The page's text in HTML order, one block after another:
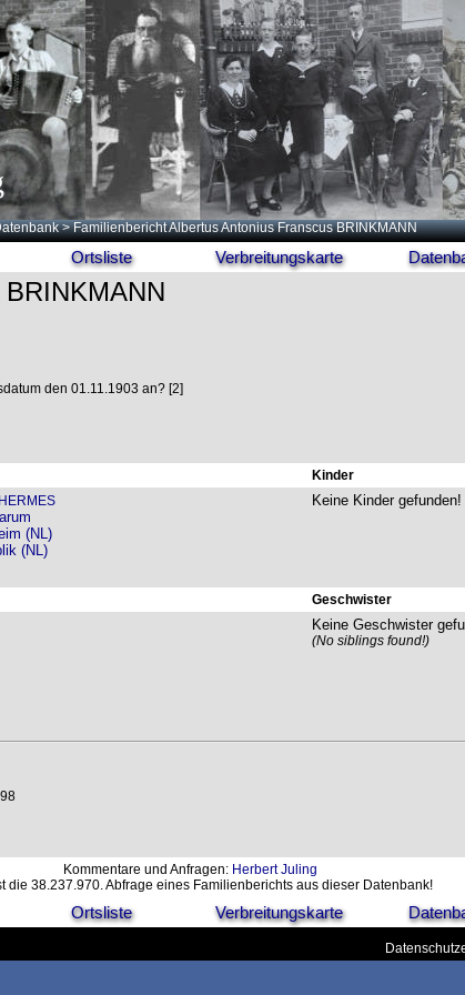
> Familienbericht Albertus Antonius Franscus BRINKMANN
Ortsliste Verbreitungskarte
den 01.11.1903 an? [2]
Kinder
(NL)
(NL)
Keine Kinder gefunden!
Geschwister
Keine Geschwister
(No siblings found!)
Kommentare und Anfragen: Herbert Juling
die 38.237.970. Abfrage eines Familienberichts aus dieser Datenbank!
Ortsliste Verbreitungskarte